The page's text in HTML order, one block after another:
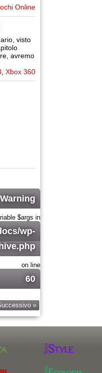
Online
visto
avremo
Xbox 360
Warning
$args in
wp-
on line
60
»